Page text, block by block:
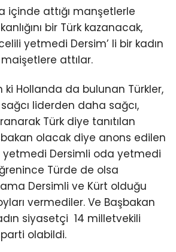
içinde attığı manşetlerle
bir Türk kazanacak,
yetmedi Dersim’ li bir kadın
attılar.
Hollanda da bulunan Türkler,
liderden daha sağcı,
Türk diye tanıtılan
olacak diye anons edilen
yetmedi Dersimli oda yetmedi
Türde de olsa
Dersimli ve Kürt olduğu
vermediler. Ve Başbakan
siyasetçi 14 milletvekili
parti olabildi.